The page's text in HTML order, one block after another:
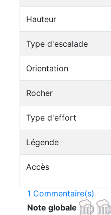
Hauteur
Type d'escalade
Orientation
Rocher
Type d'effort
Légende
Accès
1 Commentaire(s)
Note globale